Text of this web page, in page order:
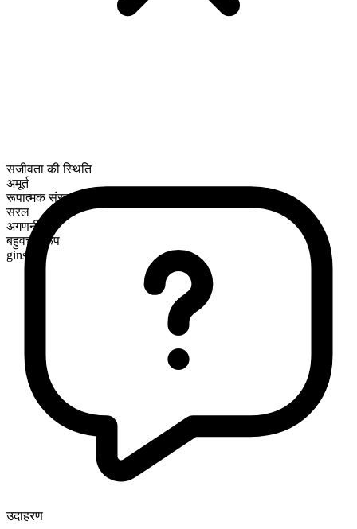
सजीवता की स्थिति
अमूर्त
रूपात्मक संरचना
सरल
अगणनीय
बहुवचन रूप
gins
उदाहरण